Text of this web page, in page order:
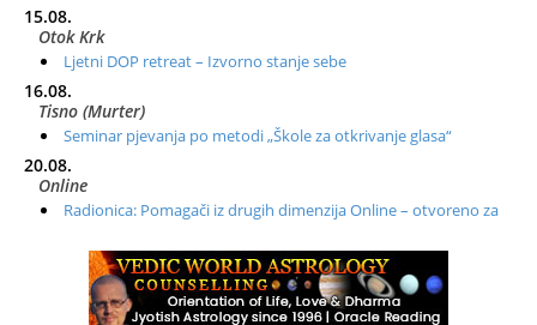
15.08.
Otok Krk
Ljetni DOP retreat – Izvorno stanje sebe
16.08.
Tisno (Murter)
Seminar pjevanja po metodi „Škole za otkrivanje glasa“
20.08.
Online
Radionica: Pomagači iz drugih dimenzija Online – otvoreno za
Zagreb+Online
Osnovni ThetaHealing® tečaj, Zagreb i Online